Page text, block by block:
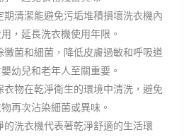
期清潔能避免污垢堆積損壞洗衣機內
，延長洗衣機使用年限。
黴菌和細菌，降低皮膚過敏和呼吸道
幼兒和老年人至關重要。
衣物在乾淨衛生的環境中清洗，避免
再次沾染細菌或異味。
的洗衣機代表著乾淨舒適的生活環